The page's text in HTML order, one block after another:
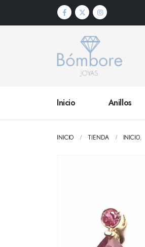
DENTRO DE PENÍNSULA • PLAZO DE
Inicio Anillos
INICIO TIENDA INICIO,